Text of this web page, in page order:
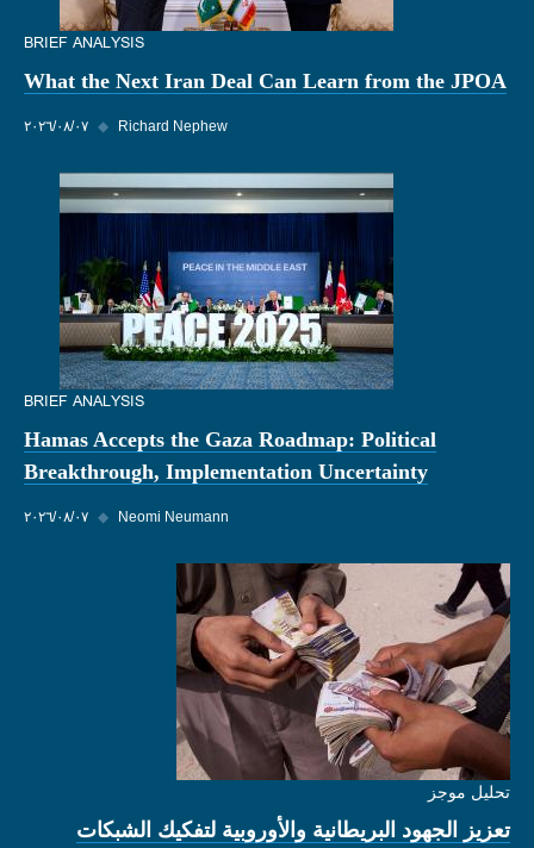
BRIEF ANALYSIS
What the Next Iran Deal Can Learn from the JPOA
٠٧‏/٠٨‏/٢٠٢٦ ◆ Richard Nephew
BRIEF ANALYSIS
Hamas Accepts the Gaza Roadmap: Political
Breakthrough, Implementation Uncertainty
٠٧‏/٠٨‏/٢٠٢٦ ◆ Neomi Neumann
تحليل موجز
تعزيز الجهود البريطانية والأوروبية لتفكيك الشبكات